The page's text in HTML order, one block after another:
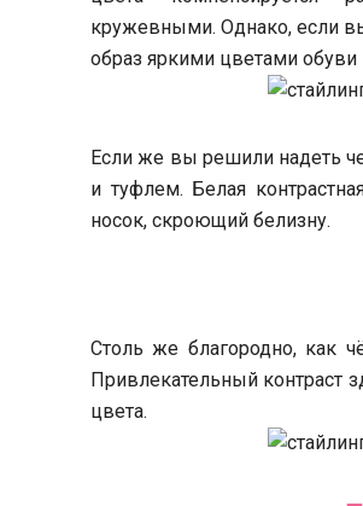
кружевными. Однако, если
образ яркими цветами
Если же вы решили надеть
и туфлем. Белая
носок, скроющий белизну.
Столь же благородно, как
Привлекательный контраст
цвета.